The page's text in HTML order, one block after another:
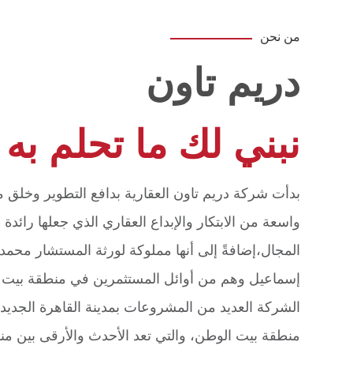
من نحن
دريم تاون
نبني لك ما تحلم
بدأت شركة دريم تاون العقارية بدافع التطوير
واسعة من الابتكار والإبداع العقاري الذي جعلها
المجال،إضافةً إلى أنها مملوكة لورثة المستشار
إسماعيل وهم من أوائل المستثمرين في منطقة
الشركة العديد من المشروعات بمدينة القاهرة
منطقة بيت الوطن، والتي تعد الأحدث والأرقى بين